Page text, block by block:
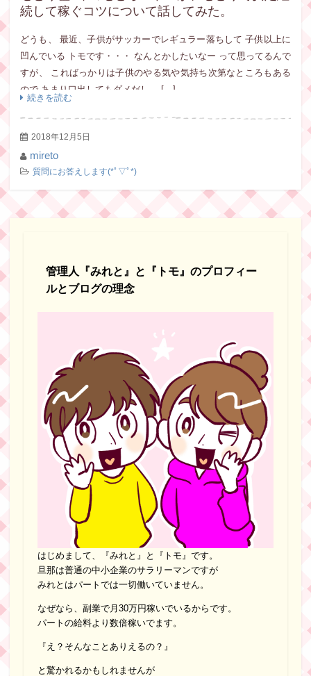
続して稼ぐコツについて話してみた。
どうも、 最近、子供がサッカーでレギュラー落ちして 子供以上に
凹んでいる トモです・・・ なんとかしたいなー って思ってるんで
すが、 こればっかりは子供のやる気や気持ち次第なところもある
ので あまり口出してもダメだし、 […]
続きを読む
2018年12月5日
mireto
質問にお答えします(*ﾟ▽ﾟ*)
管理人『みれと』と『トモ』のプロフィー
ルとブログの理念
はじめまして、『みれと』と『トモ』です。
旦那は普通の中小企業のサラリーマンですが
みれとはパートでは一切働いていません。
なぜなら、副業で月30万円稼いでいるからです。
パートの給料より数倍稼いでます。
『え？そんなことありえるの？』
と驚かれるかもしれませんが